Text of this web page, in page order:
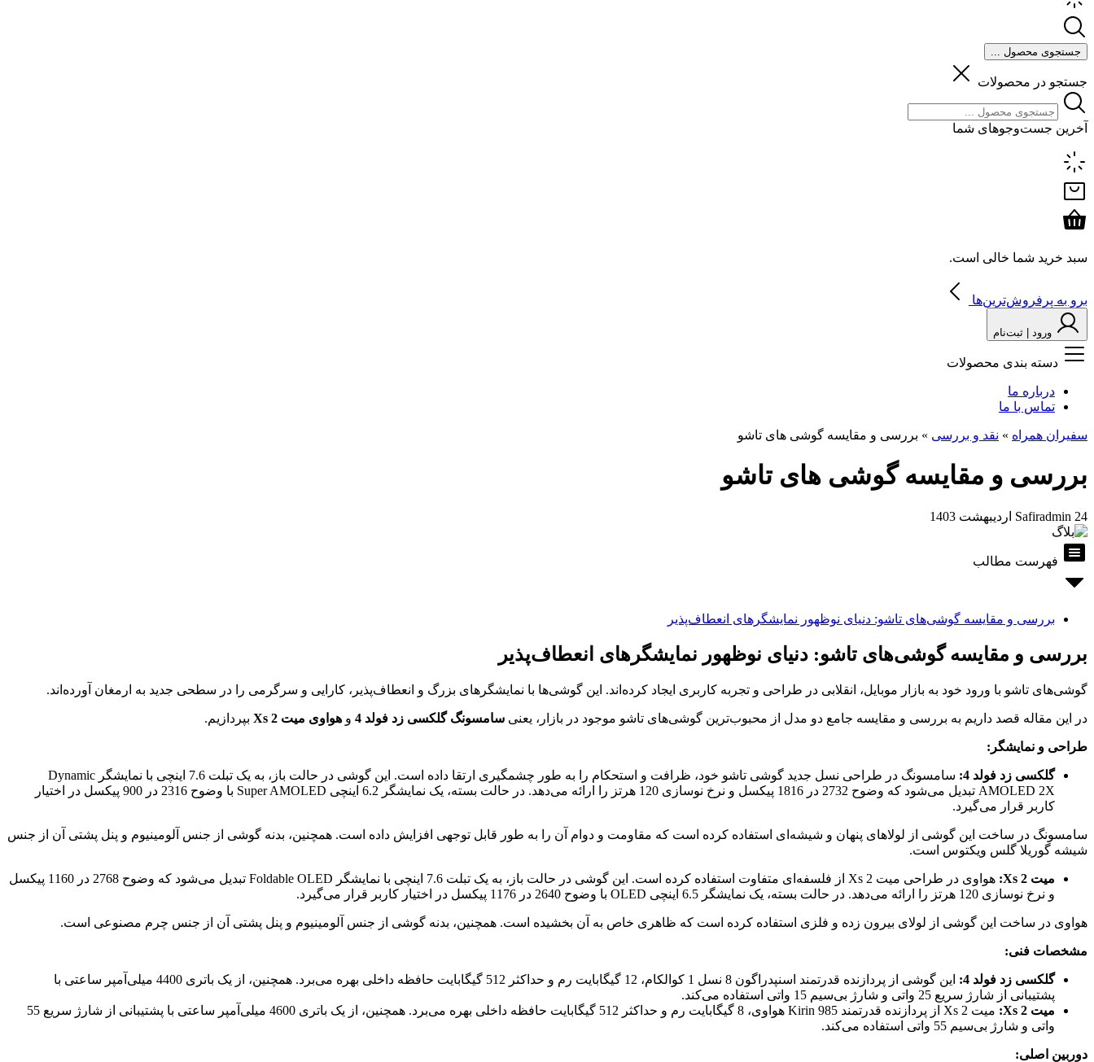
جستجوی محصول ...
جستجو در محصولات
آخرین جست‌وجوهای شما
سبد خرید شما خالی است.
برو به پرفروش‌ترین‌ها
ورود | ثبت‌نام
دسته بندی محصولات
درباره ما
تماس با ما
سفیران همراه » نقد و بررسی » بررسی و مقایسه گوشی های تاشو
بررسی و مقایسه گوشی های تاشو
Safiradmin 24 اردیبهشت 1403
فهرست مطالب
بررسی و مقایسه گوشی‌های تاشو: دنیای نوظهور نمایشگرهای انعطاف‌پذیر
بررسی و مقایسه گوشی‌های تاشو: دنیای نوظهور نمایشگرهای انعطاف‌پذیر
گوشی‌های تاشو با ورود خود به بازار موبایل، انقلابی در طراحی و تجربه کاربری ایجاد کرده‌اند. این گوشی‌ها با نمایشگرهای بزرگ و انعطاف‌پذیر، کارایی و سرگرمی را در سطحی جدید به ارمغان آورده‌اند.
در این مقاله قصد داریم به بررسی و مقایسه جامع دو مدل از محبوب‌ترین گوشی‌های تاشو موجود در بازار، یعنی سامسونگ گلکسی زد فولد 4 و هواوی میت Xs 2 بپردازیم.
طراحی و نمایشگر:
گلکسی زد فولد 4:
سامسونگ در طراحی نسل جدید گوشی تاشو خود، ظرافت و استحکام را به طور چشمگیری ارتقا داده است. این گوشی در حالت باز، به یک تبلت 7.6 اینچی با نمایشگر Dynamic
AMOLED 2X تبدیل می‌شود که وضوح 2732 در 1816 پیکسل و نرخ نوسازی 120 هرتز را ارائه می‌دهد. در حالت بسته، یک نمایشگر 6.2 اینچی Super AMOLED با وضوح 2316 در 900 پیکسل در اختیار
کاربر قرار می‌گیرد.
سامسونگ در ساخت این گوشی از لولاهای پنهان و شیشه‌ای استفاده کرده است که مقاومت و دوام آن را به طور قابل توجهی افزایش داده است. همچنین، بدنه گوشی از جنس آلومینیوم و پنل پشتی آن از جنس
شیشه گوریلا گلس ویکتوس است.
میت Xs 2:
هواوی در طراحی میت Xs 2 از فلسفه‌ای متفاوت استفاده کرده است. این گوشی در حالت باز، به یک تبلت 7.6 اینچی با نمایشگر Foldable OLED تبدیل می‌شود که وضوح 2768 در 1160 پیکسل
و نرخ نوسازی 120 هرتز را ارائه می‌دهد. در حالت بسته، یک نمایشگر 6.5 اینچی OLED با وضوح 2640 در 1176 پیکسل در اختیار کاربر قرار می‌گیرد.
هواوی در ساخت این گوشی از لولای بیرون زده و فلزی استفاده کرده است که ظاهری خاص به آن بخشیده است. همچنین، بدنه گوشی از جنس آلومینیوم و پنل پشتی آن از جنس چرم مصنوعی است.
مشخصات فنی:
گلکسی زد فولد 4:
این گوشی از پردازنده قدرتمند اسنپدراگون 8 نسل 1 کوالکام، 12 گیگابایت رم و حداکثر 512 گیگابایت حافظه داخلی بهره می‌برد. همچنین، از یک باتری 4400 میلی‌آمپر ساعتی با
پشتیبانی از شارژ سریع 25 واتی و شارژ بی‌سیم 15 واتی استفاده می‌کند.
میت Xs 2:
میت Xs 2 از پردازنده قدرتمند Kirin 985 هواوی، 8 گیگابایت رم و حداکثر 512 گیگابایت حافظه داخلی بهره می‌برد. همچنین، از یک باتری 4600 میلی‌آمپر ساعتی با پشتیبانی از شارژ سریع 55
واتی و شارژ بی‌سیم 55 واتی استفاده می‌کند.
دوربین اصلی: